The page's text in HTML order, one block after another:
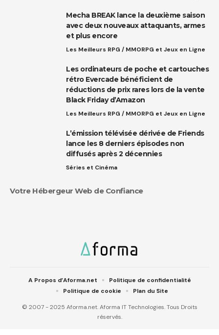
Mecha BREAK lance la deuxième saison
avec deux nouveaux attaquants, armes
et plus encore
Les Meilleurs RPG / MMORPG et Jeux en Ligne
Les ordinateurs de poche et cartouches
rétro Evercade bénéficient de
réductions de prix rares lors de la vente
Black Friday d’Amazon
Les Meilleurs RPG / MMORPG et Jeux en Ligne
L’émission télévisée dérivée de Friends
lance les 8 derniers épisodes non
diffusés après 2 décennies
Séries et Cinéma
Votre Hébergeur Web de Confiance
© 2007 - 2025 Aforma.net. Aforma IT Technologies. Tous Droits
réservés.
A Propos d’Aforma.net
Politique de confidentialité
Politique de cookie
Plan du Site